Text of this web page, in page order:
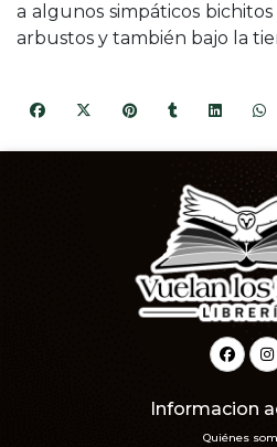
a algunos simpáticos
arbustos y también bajo la
Informacion
Quiénes